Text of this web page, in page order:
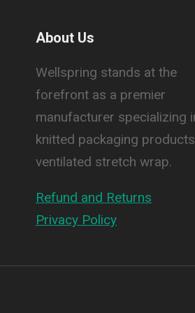
About Us
Wellspring stands at the
forefront as a premier
manufacturer specializing
knitted packaging
ventilated stretch wrap.
Refund and Returns
Privacy Policy